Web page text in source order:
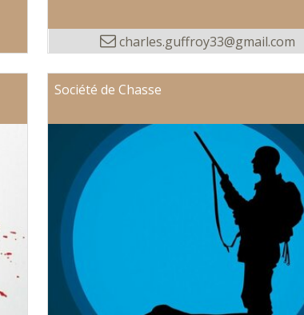
charles.guffroy33@gmail.com
Société de Chasse